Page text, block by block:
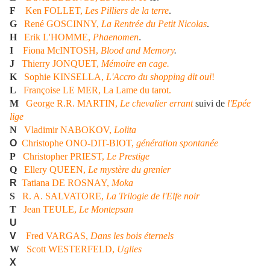
F
Ken FOLLET, Les Pilliers de la terre.
G
René GOSCINNY, La Rentrée du Petit Nicolas.
H
Erik L'HOMME, Phaenomen.
I
Fiona McINTOSH, Blood and Memory.
J
Thierry JONQUET, Mémoire en cage.
K Sophie KINSELLA, L'Accro du shopping dit oui!
L
Françoise LE MER, La Lame du tarot.
M
George R.R. MARTIN, Le chevalier errantsuivi de l'Epée
lige
N
Vladimir NABOKOV, Lolita
O Christophe ONO-DIT-BIOT, génération spontanée
P
Christopher PRIEST, Le Prestige
Q
Ellery QUEEN, Le mystère du grenier
R Tatiana DE ROSNAY, Moka
S
R. A. SALVATORE, La Trilogie de l'Elfe noir
T
Jean TEULE, Le Montepsan
U
V
Fred VARGAS, Dans les bois éternels
W
Scott WESTERFELD, Uglies
X